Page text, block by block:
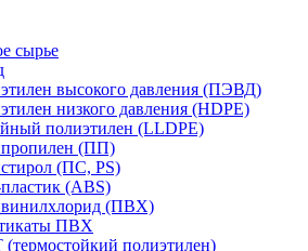
сырье
высокого давления (ПЭВД)
низкого давления (HDPE)
полиэтилен (LLDPE)
(ПП)
(ПС, PS)
(ABS)
(ПВХ)
ПВХ
(термостойкий полиэтилен)